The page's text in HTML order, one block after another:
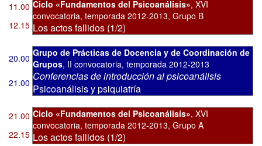
11.00 Ciclo «Fundamentos del Psicoanálisis», XVI
convocatoria, temporada 2012-2013, Grupo B
Los actos fallidos (1/2)
12.15
20.00 Grupo de Prácticas de Docencia y de Coordinación de
Grupos, II convocatoria, temporada 2012-2013
Conferencias de introducción al psicoanálisis
Psicoanálisis y psiquiatría
21.00
21.00 Ciclo «Fundamentos del Psicoanálisis», XVI
convocatoria, temporada 2012-2013, Grupo A
Los actos fallidos (1/2)
22.15